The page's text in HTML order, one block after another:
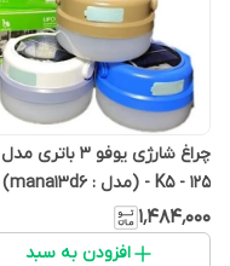
- K5 - 125 (مدل : mana13d6)
۱٬۴۸۴٬۰۰۰
افزودن به سبد